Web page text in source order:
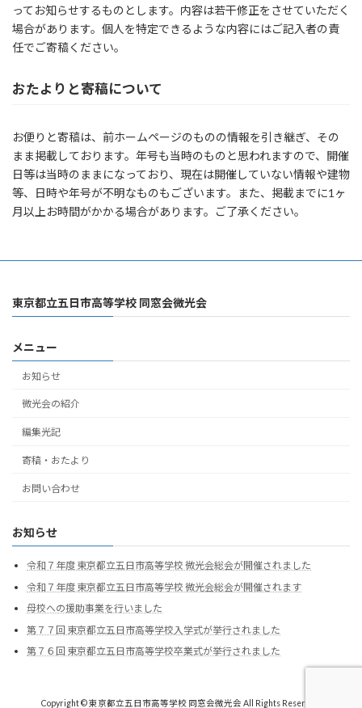
ってお知らせするものとします。内容は若干修正をさせていただく
場合があります。個人を特定できるような内容にはご記入者の責
任でご寄稿ください。
おたよりと寄稿について
お便りと寄稿は、前ホームページのものの情報を引き継ぎ、その
まま掲載しております。年号も当時のものと思われますので、開催
日等は当時のままになっており、現在は開催していない情報や建物
等、日時や年号が不明なものもございます。また、掲載までに1ヶ
月以上お時間がかかる場合があります。ご了承ください。
東京都立五日市高等学校 同窓会微光会
メニュー
お知らせ
微光会の紹介
編集光記
寄稿・おたより
お問い合わせ
お知らせ
令和７年度 東京都立五日市高等学校 微光会総会が開催されました
令和７年度 東京都立五日市高等学校 微光会総会が開催されます
母校への援助事業を行いました
第７７回 東京都立五日市高等学校入学式が挙行されました
第７６回 東京都立五日市高等学校卒業式が挙行されました
Copyright © 東京都立五日市高等学校 同窓会微光会 All Rights Reserved.